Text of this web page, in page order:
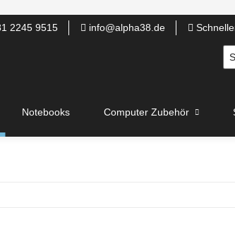
2245 9515 info@alpha38.de
Notebooks Computer Zubehör